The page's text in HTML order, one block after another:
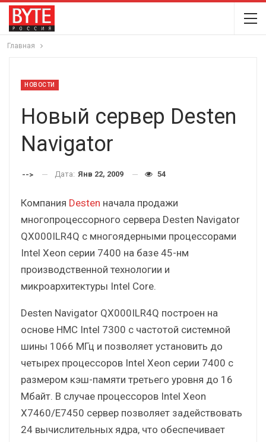
Главная
НОВОСТИ
Новый сервер Desten
Navigator
--> Дата: Янв 22, 2009 54
Компания Desten начала продажи
многопроцессорного сервера Desten Navigator
QX000ILR4Q с многоядерными процессорами
Intel Xeon серии 7400 на базе 45-нм
производственной технологии и
микроархитектуры Intel Core.
Desten Navigator QX000ILR4Q построен на
основе НМС Intel 7300 с частотой системной
шины 1066 МГц и позволяет установить до
четырех процессоров Intel Xeon серии 7400 с
размером кэш-памяти третьего уровня до 16
Мбайт. В случае процессоров Intel Xeon
X7460/E7450 сервер позволяет задействовать
24 вычислительных ядра, что обеспечивает